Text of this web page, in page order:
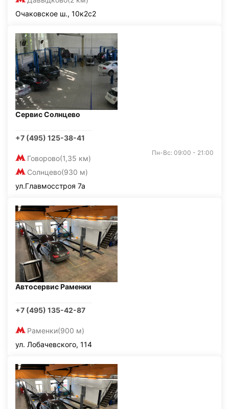
Очаковское ш., 10к2с2
Сервис Солнцево
+7 (495) 125-38-41
Говорово(1,35 км)
Солнцево(930 м)
Пн-Вс: 09:00 - 21:00
ул.Главмосстроя 7а
Автосервис Раменки
+7 (495) 135-42-87
Раменки(900 м)
ул. Лобачевского, 114